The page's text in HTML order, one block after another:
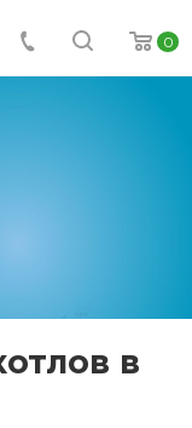
0
в